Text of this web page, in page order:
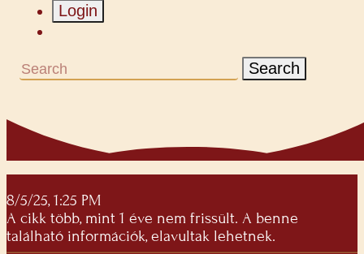
Login
Search
8/5/25, 1:25 PM
A cikk több, mint 1 éve nem frissült. A benne
található információk, elavultak lehetnek.